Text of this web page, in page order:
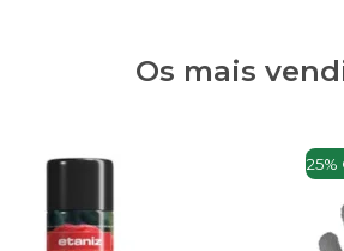
Os mais
25%